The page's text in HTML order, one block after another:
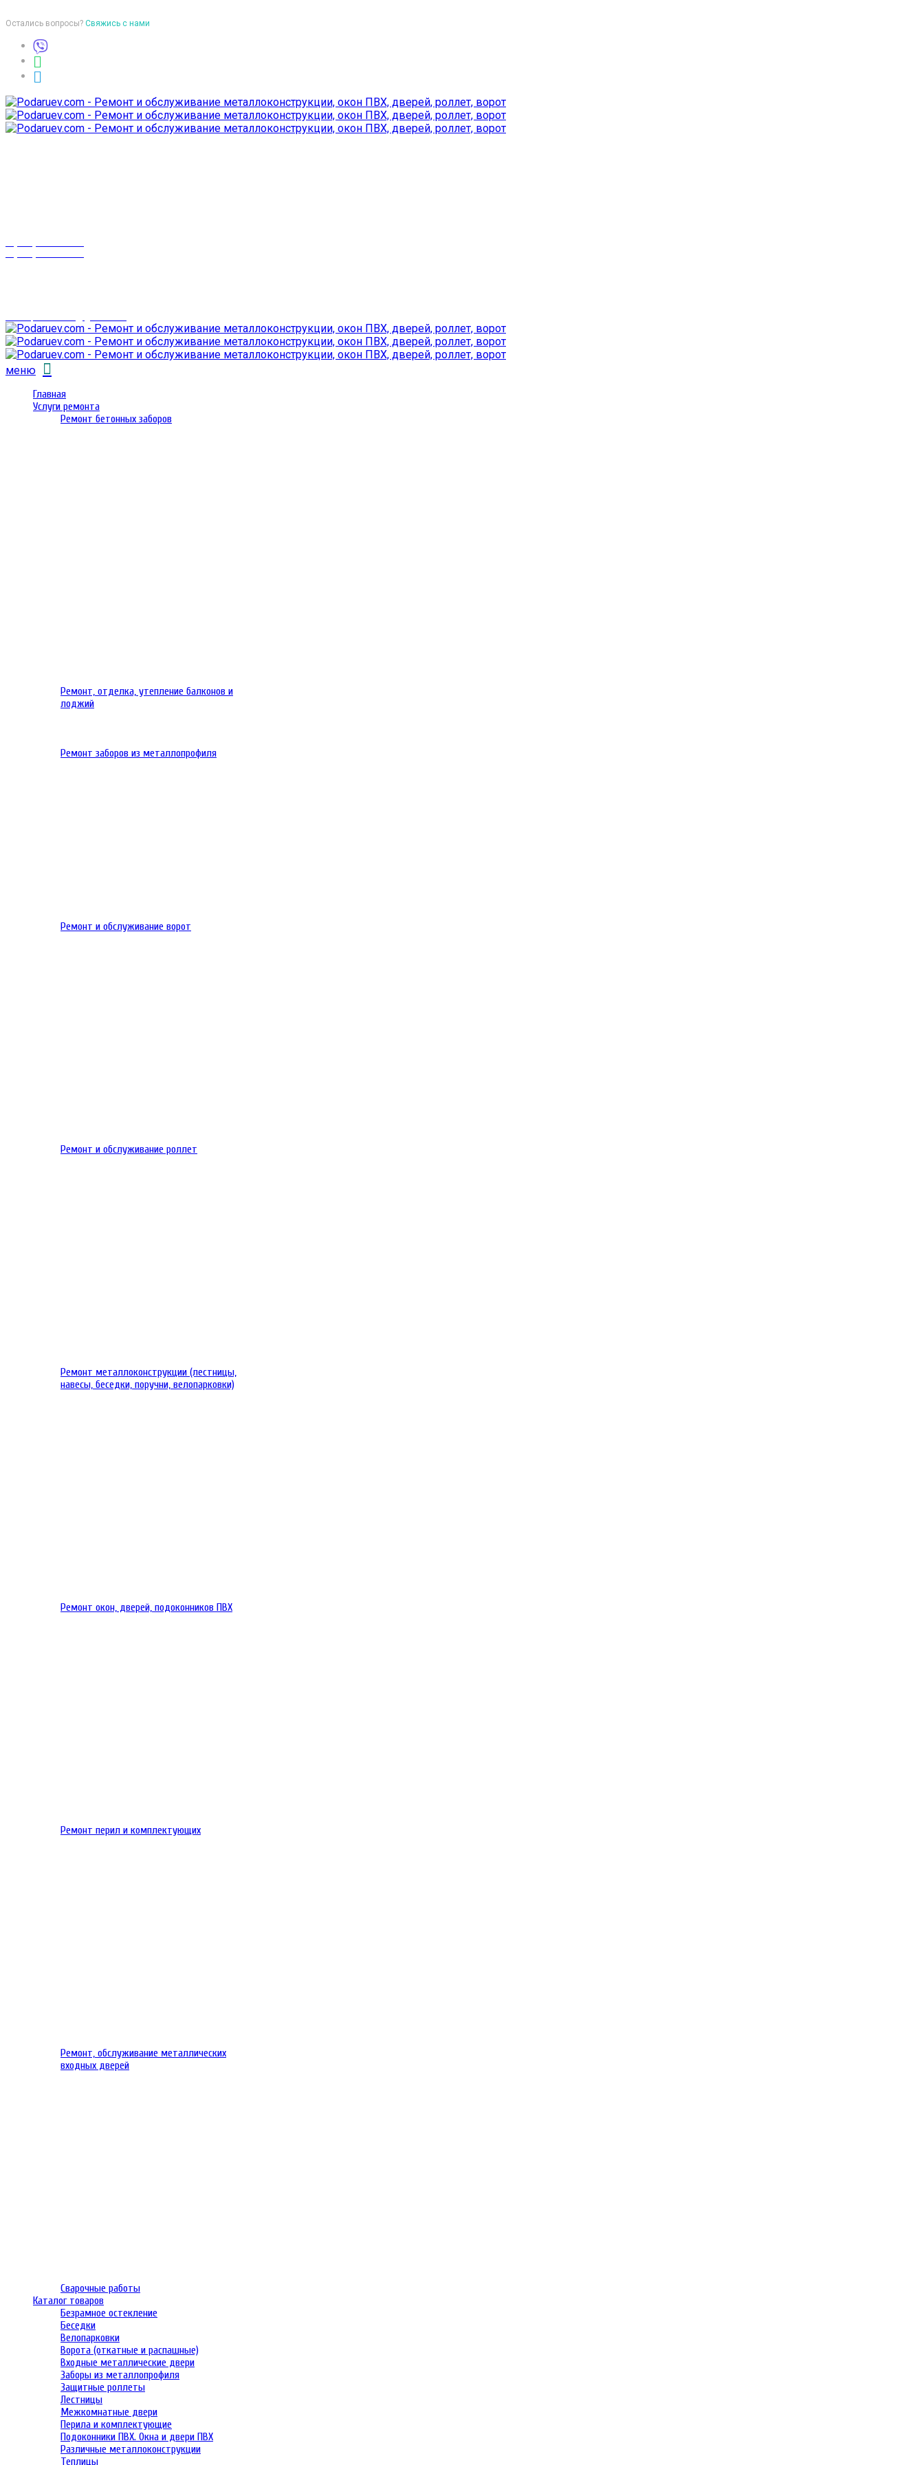
Остались вопросы? Свяжись с нами
меню
Главная
Услуги ремонта
Ремонт бетонных заборов
Ремонт, отделка, утепление балконов и
лоджий
Ремонт заборов из металлопрофиля
Ремонт и обслуживание ворот
Ремонт и обслуживание роллет
Ремонт металлоконструкции (лестницы,
навесы, беседки, поручни, велопарковки)
Ремонт окон, дверей, подоконников ПВХ
Ремонт перил и комплектующих
Ремонт, обслуживание металлических
входных дверей
Сварочные работы
Каталог товаров
Безрамное остекление
Беседки
Велопарковки
Ворота (откатные и распашные)
Входные металлические двери
Заборы из металлопрофиля
Защитные роллеты
Лестницы
Межкомнатные двери
Перила и комплектующие
Подоконники ПВХ. Окна и двери ПВХ
Различные металлоконструкции
Теплицы